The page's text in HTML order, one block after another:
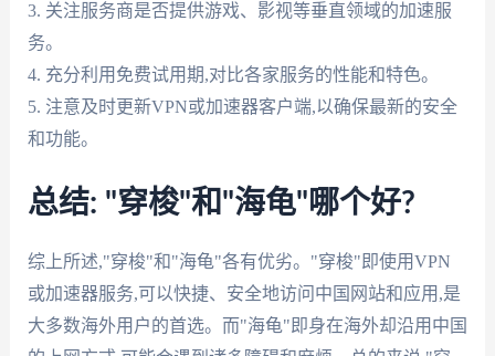
3. 关注服务商是否提供游戏、影视等垂直领域的加速服
务。
4. 充分利用免费试用期,对比各家服务的性能和特色。
5. 注意及时更新VPN或加速器客户端,以确保最新的安全
和功能。
总结: "穿梭"和"海龟"哪个好?
综上所述,"穿梭"和"海龟"各有优劣。"穿梭"即使用VPN
或加速器服务,可以快捷、安全地访问中国网站和应用,是
大多数海外用户的首选。而"海龟"即身在海外却沿用中国